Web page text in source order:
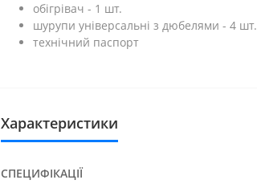
обігрівач - 1 шт.
шурупи універсальні з дюбелями - 4 шт.
технічний паспорт
Характеристики
СПЕЦИФІКАЦІЇ